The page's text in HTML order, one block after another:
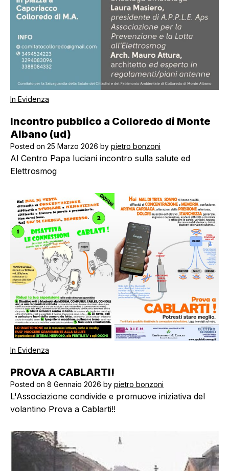
In Evidenza
Incontro pubblico a Colloredo di Monte
Albano (ud)
Posted on 25 Marzo 2026 by pietro bonzoni
Al Centro Papa luciani incontro sulla salute ed
Elettrosmog
In Evidenza
PROVA A CABLARTI!
Posted on 8 Gennaio 2026 by pietro bonzoni
L'Associazione condivide e promuove iniziativa del
volantino Prova a Cablarti!!